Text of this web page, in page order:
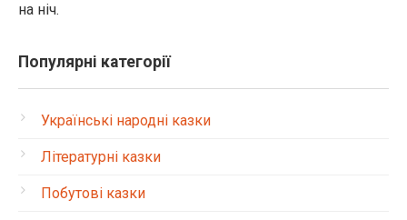
на ніч.
Популярні категорії
Українські народні казки
Літературні казки
Побутові казки